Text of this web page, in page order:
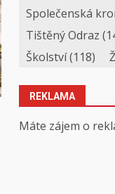
Společenská
Tištěný Odraz
Školství(118)
REKLAMA
Máte zájem o